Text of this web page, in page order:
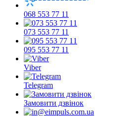
068 553 77 11
073 553 77 11
095 553 77 11
Viber
Telegram
Замовити дзвінок